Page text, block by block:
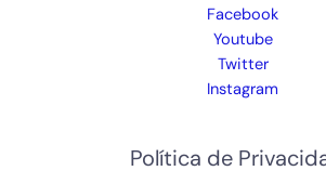
Facebook
Youtube
Twitter
Instagram
Política de